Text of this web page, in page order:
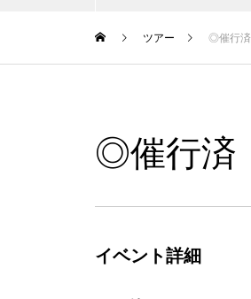
ツアー ◎催行済
◎催行済
イベント詳細